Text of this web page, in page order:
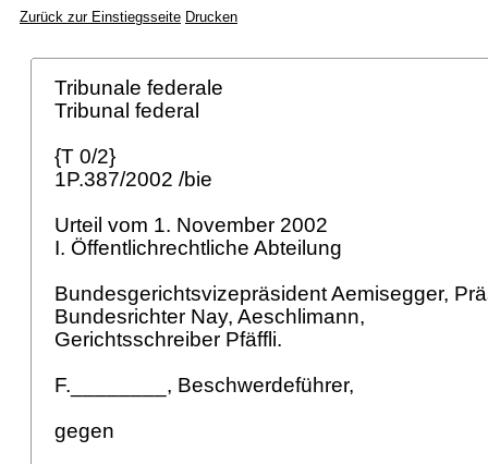
Zurück zur Einstiegsseite Drucken
Tribunale federale
Tribunal federal
{T 0/2}
1P.387/2002 /bie
Urteil vom 1. November 2002
I. Öffentlichrechtliche Abteilung
Bundesgerichtsvizepräsident Aemisegger,
Bundesrichter Nay, Aeschlimann,
Gerichtsschreiber Pfäffli.
F.________, Beschwerdeführer,
gegen